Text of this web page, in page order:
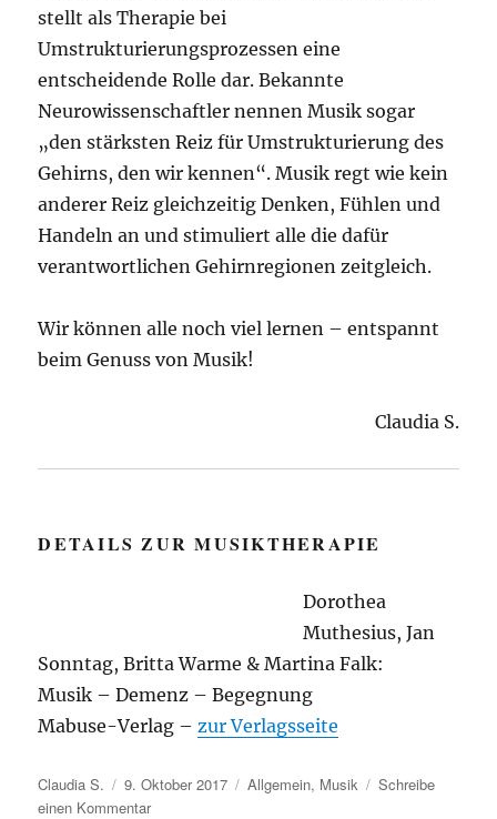
stellt als Therapie bei
Umstrukturierungsprozessen eine
entscheidende Rolle dar. Bekannte
Neurowissenschaftler nennen Musik sogar
„den stärksten Reiz für Umstrukturierung des
Gehirns, den wir kennen“. Musik regt wie kein
anderer Reiz gleichzeitig Denken, Fühlen und
Handeln an und stimuliert alle die dafür
verantwortlichen Gehirnregionen zeitgleich.
Wir können alle noch viel lernen – entspannt
beim Genuss von Musik!
Claudia S.
DETAILS ZUR MUSIKTHERAPIE
Dorothea
Muthesius, Jan
Sonntag, Britta Warme & Martina Falk:
Musik – Demenz – Begegnung
Mabuse-Verlag –zur Verlagsseite
Autor
Claudia S.
Veröffentlicht
am
9. Oktober 2017 Kategorien
Allgemein, Musik
Schreibe
einen Kommentarzu